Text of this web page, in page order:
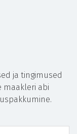
ja tingimused
maakleri abi